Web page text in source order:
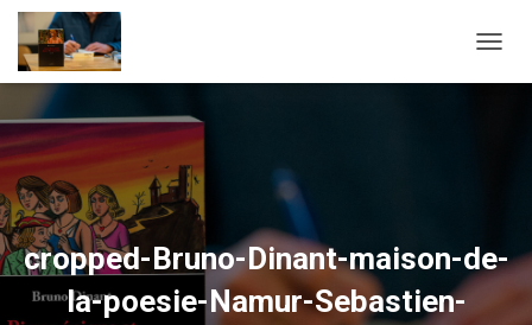
cropped-Bruno-Dinant-maison-de-
la-poesie-Namur-Sebastien-